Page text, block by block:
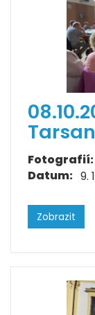
Tarsan
Fotografií:
Datum: 9.
Zobrazit